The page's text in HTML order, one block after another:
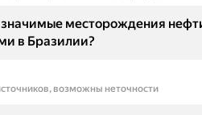
месторождения
в Бразилии?
возможны неточности